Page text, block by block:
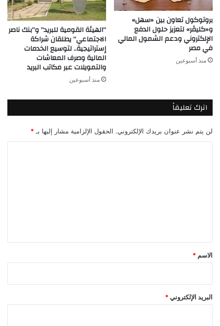
بروتوكول تعاون بين «سهل»
و«كليڤر» لتعزيز حلول الدفع
الإلكتروني ودعم الشمول المالي
في مصر
منذ أسبوعين
“الهيئة القومية للبريد” و”بنك ناصر
الاجتماعي” يطلقان شراكة
إستراتيجية.. لتوسيع الخدمات
المالية وصرف المعاشات
والتمويلات عبر مكاتب البريد
منذ أسبوعين
اترك تعليقاً
لن يتم نشر عنوان بريدك الإلكتروني. الحقول الإلزامية مشار إليها بـ *
*
الاسم *
البريد الإلكتروني *